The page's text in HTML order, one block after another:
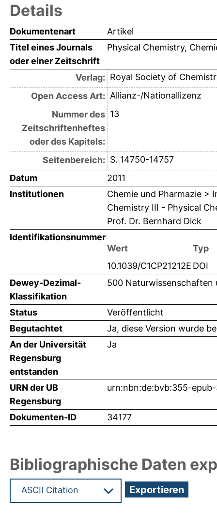
Details
Dokumentenart
Artikel
Titel eines Journals
oder einer Zeitschrift
Physical Chemistry,
Verlag: Royal Society of
Open Access Art: Allianz-/Nationallizenz
Nummer des
Zeitschriftenheftes
oder des Kapitels:
13
Seitenbereich: S. 14750-14757
Datum
2011
Institutionen
Chemie und Pharmazie >
Chemistry III - Physical
Prof. Dr. Bernhard Dick
Identifikationsnummer
Wert
Typ
10.1039/C1CP21212E DOI
Dewey-Dezimal-
Klassifikation
500 Naturwissenschaften
Status
Veröffentlicht
Begutachtet
Ja, diese Version wurde
An der Universität
Regensburg
entstanden
Ja
URN der UB
Regensburg
urn:nbn:de:bvb:355-
Dokumenten-ID 34177
Bibliographische Daten